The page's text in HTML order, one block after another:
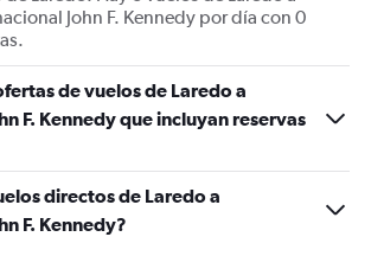
John F. Kennedy por día con 0
de vuelos de Laredo a
F. Kennedy que incluyan reservas
directos de Laredo a
F. Kennedy?